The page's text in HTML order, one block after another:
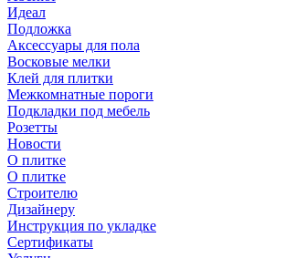
Идеал
Подложка
Аксессуары для пола
Восковые мелки
Клей для плитки
Межкомнатные пороги
Подкладки под мебель
Розетты
Новости
О плитке
О плитке
Строителю
Дизайнеру
Инструкция по укладке
Сертификаты